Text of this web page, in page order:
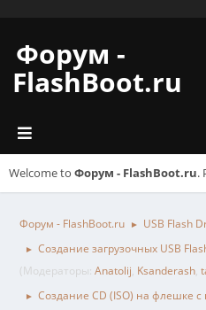
Форум -
FlashBoot.ru
Welcome to Форум - FlashBoot.ru.
Форум - FlashBoot.ru ► USB Flash
►
Создание загрузочных USB
(Модераторы: Anatolij, Ksanderash,
► Создание CD (ISO) на флешке